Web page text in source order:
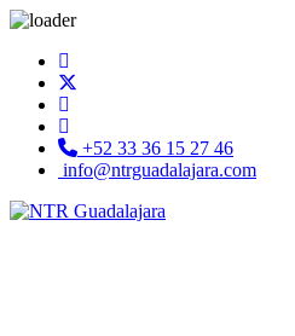
+52 33 36 15 27 46
info@ntrguadalajara.com